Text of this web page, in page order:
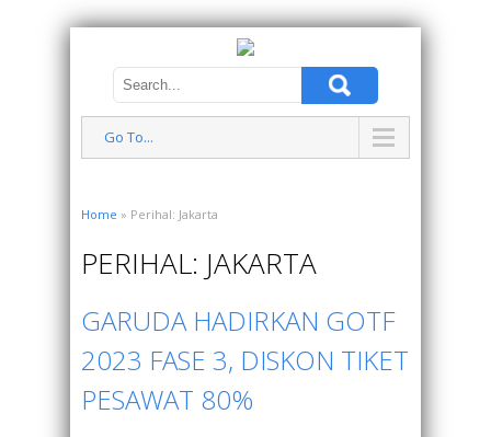
Go To...
Home » Perihal: Jakarta
PERIHAL: JAKARTA
GARUDA HADIRKAN GOTF
2023 FASE 3, DISKON TIKET
PESAWAT 80%